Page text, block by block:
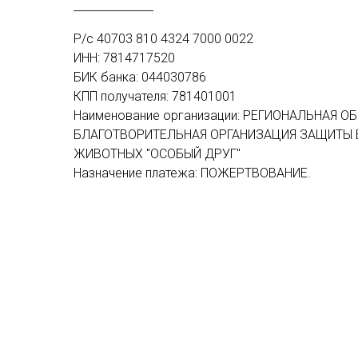
Р/с 40703 810 4324 7000 0022
ИНН: 7814717520
БИК банка: 044030786
КПП получателя: 781401001
Наименование организации: РЕГИОНАЛЬНАЯ
БЛАГОТВОРИТЕЛЬНАЯ ОРГАНИЗАЦИЯ
ЖИВОТНЫХ "ОСОБЫЙ ДРУГ"
Назначение платежа: ПОЖЕРТВОВАНИЕ.